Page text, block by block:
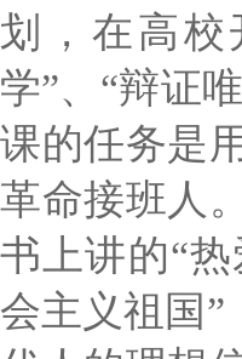
划，在高校
学”、“辩证
课的任务是
革命接班人
书上讲的“
会主义祖国”